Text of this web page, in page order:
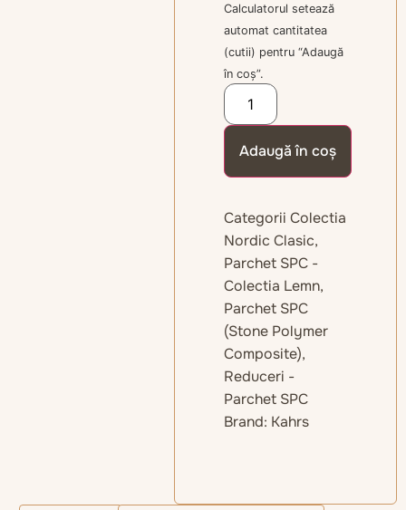
Calculatorul setează
automat cantitatea
(cutii) pentru “Adaugă
în coș”.
Adaugă în coș
Categorii Colectia
Nordic Clasic,
Parchet SPC -
Colectia Lemn,
Parchet SPC
(Stone Polymer
Composite),
Reduceri -
Parchet SPC
Brand: Kahrs